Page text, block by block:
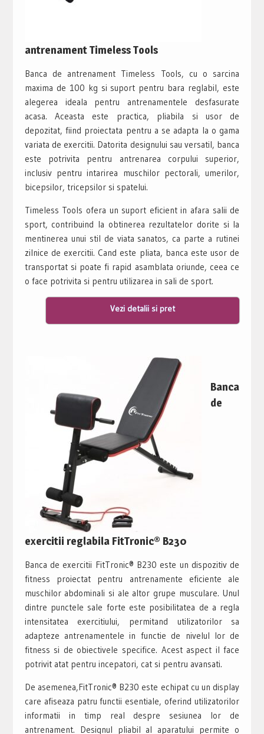
antrenament Timeless Tools
Banca de antrenament Timeless Tools, cu o sarcina
maxima de 100 kg si suport pentru bara reglabil, este
alegerea ideala pentru antrenamentele desfasurate
acasa. Aceasta este practica, pliabila si usor de
depozitat, fiind proiectata pentru a se adapta la o gama
variata de exercitii. Datorita designului sau versatil, banca
este potrivita pentru antrenarea corpului superior,
inclusiv pentru intarirea muschilor pectorali, umerilor,
bicepsilor, tricepsilor si spatelui.
Timeless Tools ofera un suport eficient in afara salii de
sport, contribuind la obtinerea rezultatelor dorite si la
mentinerea unui stil de viata sanatos, ca parte a rutinei
zilnice de exercitii. Cand este pliata, banca este usor de
transportat si poate fi rapid asamblata oriunde, ceea ce
o face potrivita si pentru utilizarea in sali de sport.
Vezi detalii si pret
Banca
de
exercitii reglabila FitTronic® B230
Banca de exercitii FitTronic® B230 este un dispozitiv de
fitness proiectat pentru antrenamente eficiente ale
muschilor abdominali si ale altor grupe musculare. Unul
dintre punctele sale forte este posibilitatea de a regla
intensitatea exercitiului, permitand utilizatorilor sa
adapteze antrenamentele in functie de nivelul lor de
fitness si de obiectivele specifice. Acest aspect il face
potrivit atat pentru incepatori, cat si pentru avansati.
De asemenea,FitTronic® B230 este echipat cu un display
care afiseaza patru functii esentiale, oferind utilizatorilor
informatii in timp real despre sesiunea lor de
antrenament. Designul pliabil al aparatului permite o